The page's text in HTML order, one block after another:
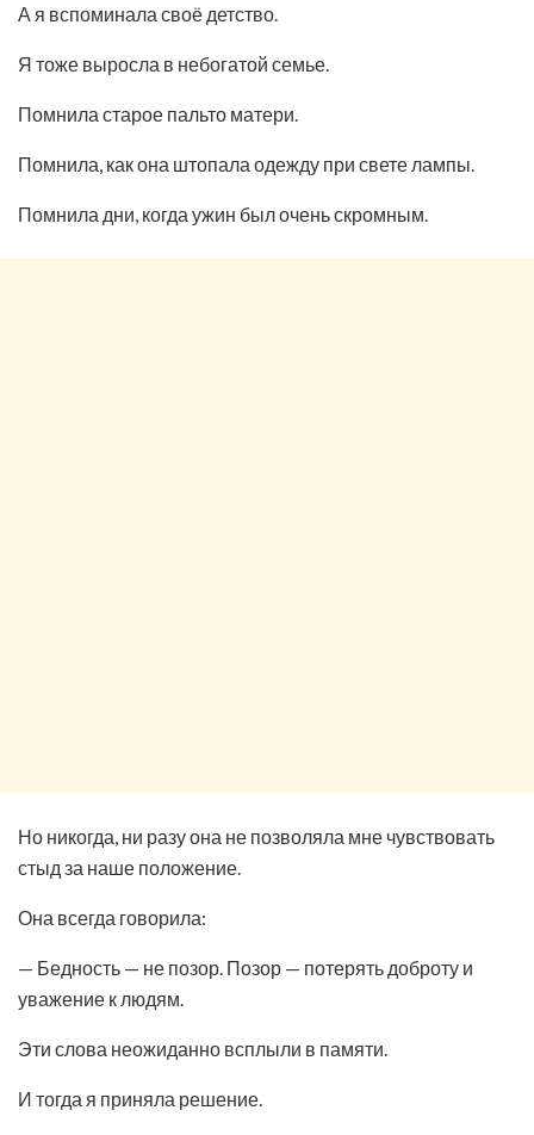
А я вспоминала своё детство.
Я тоже выросла в небогатой семье.
Помнила старое пальто матери.
Помнила, как она штопала одежду при свете лампы.
Помнила дни, когда ужин был очень скромным.
Но никогда, ни разу она не позволяла мне чувствовать
стыд за наше положение.
Она всегда говорила:
— Бедность — не позор. Позор — потерять доброту и
уважение к людям.
Эти слова неожиданно всплыли в памяти.
И тогда я приняла решение.